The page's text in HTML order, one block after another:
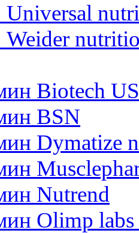
Universal
Weider
Biotech
BSN
Dymatize
Nutrend
Olimp